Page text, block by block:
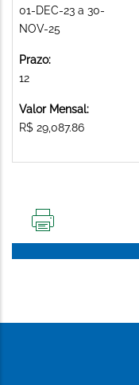
01-DEC-23 a 30-
NOV-25
Prazo:
12
Valor Mensal:
R$ 29,087.86
PÁGINA